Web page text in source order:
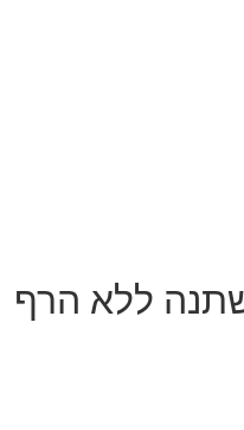
ללא הרף